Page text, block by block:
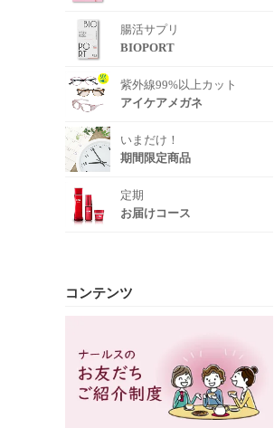
腸活サプリ
BIOPORT
紫外線99%以上カット
アイケアメガネ
いまだけ！
期間限定商品
定期
お届けコース
コンテンツ